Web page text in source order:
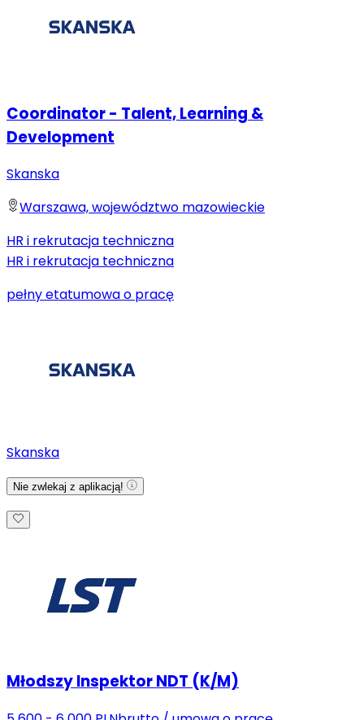
Coordinator - Talent, Learning &
Development
Skanska
Warszawa, województwo mazowieckie
HR i rekrutacja techniczna
HR i rekrutacja techniczna
pełny etatumowa o pracę
Skanska
Nie zwlekaj z aplikacją!
Młodszy Inspektor NDT (K/M)